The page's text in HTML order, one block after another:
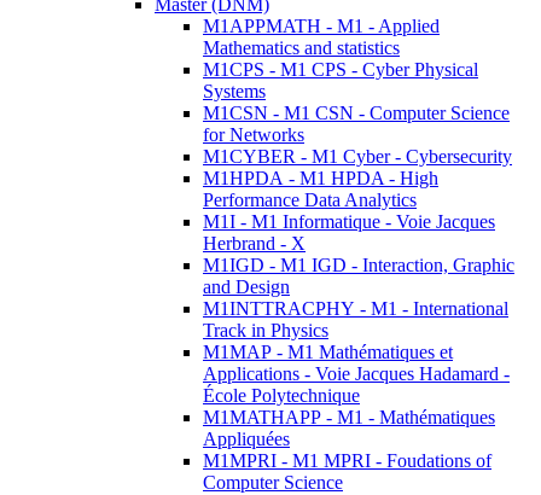
Master (DNM)
M1APPMATH - M1 - Applied
Mathematics and statistics
M1CPS - M1 CPS - Cyber Physical
Systems
M1CSN - M1 CSN - Computer Science
for Networks
M1CYBER - M1 Cyber - Cybersecurity
M1HPDA - M1 HPDA - High
Performance Data Analytics
M1I - M1 Informatique - Voie Jacques
Herbrand - X
M1IGD - M1 IGD - Interaction, Graphic
and Design
M1INTTRACPHY - M1 - International
Track in Physics
M1MAP - M1 Mathématiques et
Applications - Voie Jacques Hadamard -
École Polytechnique
M1MATHAPP - M1 - Mathématiques
Appliquées
M1MPRI - M1 MPRI - Foudations of
Computer Science